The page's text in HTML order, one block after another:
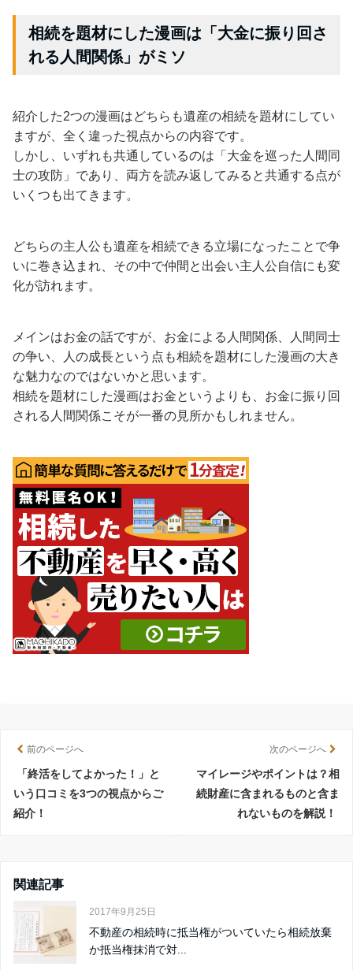
相続を題材にした漫画は「大金に振り回さ
れる人間関係」がミソ
紹介した2つの漫画はどちらも遺産の相続を題材にしてい
ますが、全く違った視点からの内容です。
しかし、いずれも共通しているのは「大金を巡った人間同
士の攻防」であり、両方を読み返してみると共通する点が
いくつも出てきます。
どちらの主人公も遺産を相続できる立場になったことで争
いに巻き込まれ、その中で仲間と出会い主人公自信にも変
化が訪れます。
メインはお金の話ですが、お金による人間関係、人間同士
の争い、人の成長という点も相続を題材にした漫画の大き
な魅力なのではないかと思います。
相続を題材にした漫画はお金というよりも、お金に振り回
される人間関係こそが一番の見所かもしれません。
前のページへ
「終活をしてよかった！」と
いう口コミを3つの視点からご
紹介！
次のページへ
マイレージやポイントは？相
続財産に含まれるものと含ま
れないものを解説！
関連記事
2017年9月25日
不動産の相続時に抵当権がついていたら相続放棄
か抵当権抹消で対...